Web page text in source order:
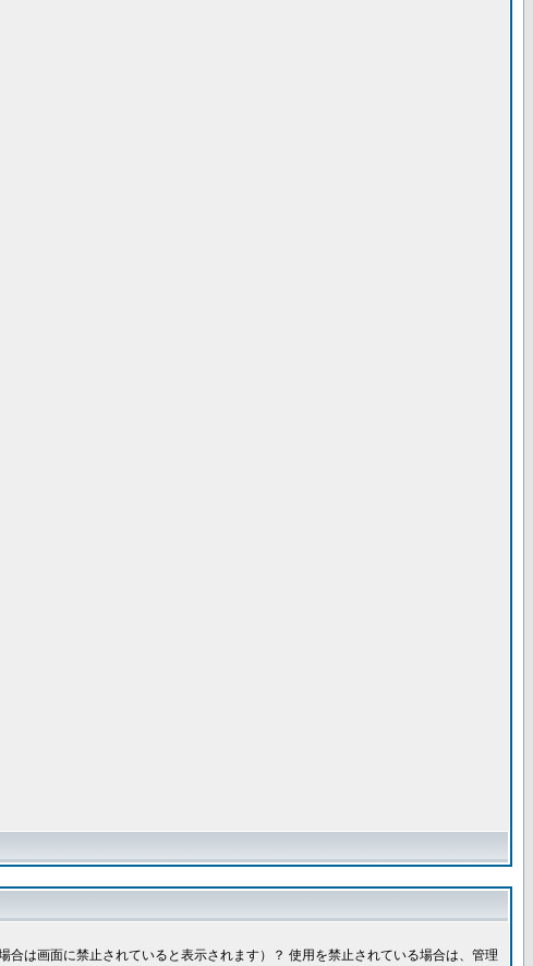
は画面に禁止されていると表示されます）？ 使用を禁止されている場合は、管理